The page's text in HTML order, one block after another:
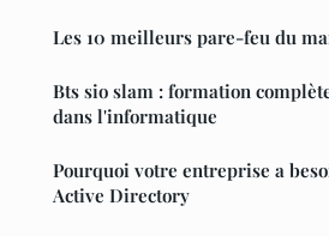
Les 10 meilleurs pare-feu du
Bts sio slam : formation
dans l'informatique
Pourquoi votre entreprise a
Active Directory